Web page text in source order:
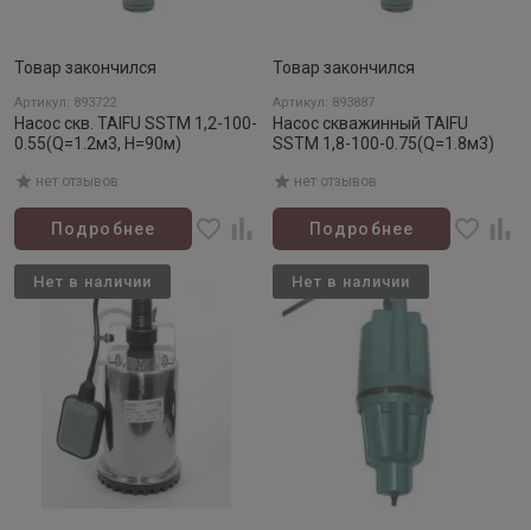
Товар закончился
Артикул: 893722
Насос скв. TAIFU SSTM 1,2-100-
0.55(Q=1.2м3, H=90м)
нет отзывов
Подробнее
Товар закончился
Артикул: 893887
Насос скважинный TAIFU
SSTM 1,8-100-0.75(Q=1.8м3)
нет отзывов
Подробнее
Нет в наличии Нет в наличии